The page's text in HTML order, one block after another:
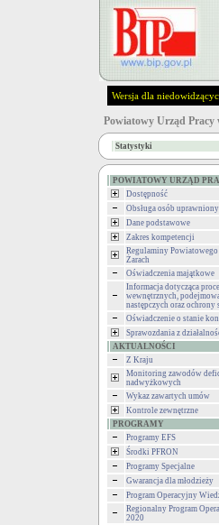
Wersja dla
Powiatowy Urząd Pracy
Statystyki
POWIATOWY URZĄD
Dostępność
Obsługa osób
Dane podstawowe
Zakres kompetencji
Regulaminy Powiatowego
Żarach
Oświadczenia majątkowe
Informacja dotycząca
wewnętrznych,
następczych oraz
Oświadczenie o stanie
Sprawozdania z
AKTUALNOŚCI
Z Kraju
Monitoring zawodów
nadwyżkowych
Wykaz zawartych umów
Kontrole zewnętrzne
PROGRAMY
Programy EFS
Środki PFRON
Programy Specjalne
Gwarancja dla młodzieży
Program Operacyjny
Regionalny Program
2020